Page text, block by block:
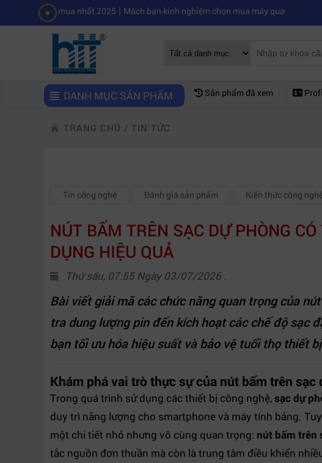
mua nhất 2025 |Mách bạn kinh nghiệm chọn mua máy quay phim chuyên
DANH MỤC SẢN PHẨM Sản phẩm đã xem
TRANG CHỦ / TIN TỨC
Tin công nghệ Đánh giá sản phẩm Kiến thức công
NÚT BẤM TRÊN SẠC DỰ PHÒNG
DỤNG HIỆU QUẢ
Thứ sáu, 07:55 Ngày 03/07/2026 .
Bài viết giải mã các chức năng quan trọng của
tra dung lượng pin đến kích hoạt các chế độ sạc
bạn tối ưu hóa hiệu suất và bảo vệ tuổi thọ thiết
Khám phá vai trò thực sự của nút bấm trên sạc
Trong quá trình sử dụng các thiết bị công nghệ,sạc dự
duy trì năng lượng cho smartphone và máy tính bảng.
một chi tiết nhỏ nhưng vô cùng quan trọng: nút bấm trên
tắc nguồn đơn thuần mà còn là trung tâm điều khiển